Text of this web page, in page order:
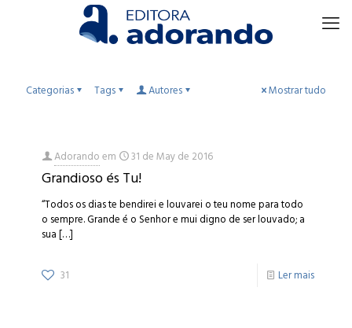
Categorias Tags Autores Mostrar tudo
Adorandoem 31 de May de 2016
Grandioso és Tu!
“Todos os dias te bendirei e louvarei o teu nome para todo
o sempre. Grande é o Senhor e mui digno de ser louvado; a
sua[…]
31 Ler mais